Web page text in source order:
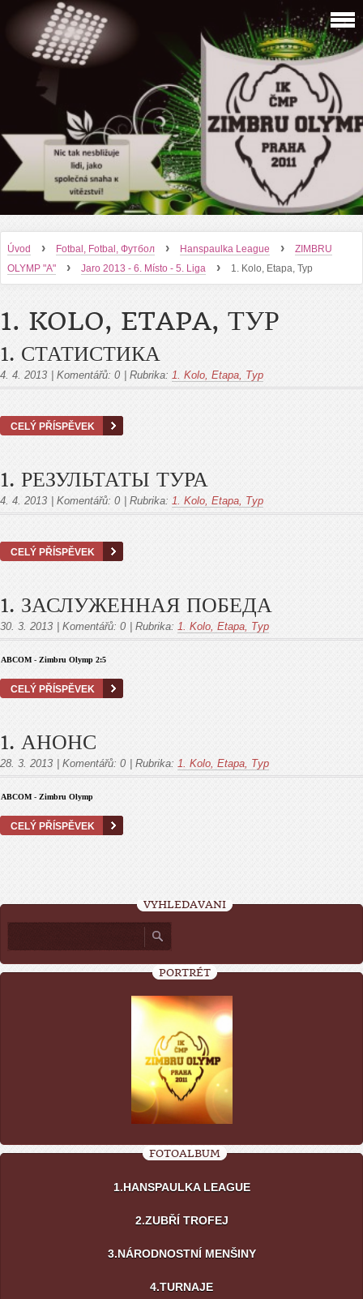
Úvod › Fotbal, Fotbal, Футбол › Hanspaulka League ›
ZIMBRU
OLYMP "A"
› Jaro 2013 - 6. Místo - 5. Liga › 1. Kolo, Etapa, Тур
1. KOLO, ETAPA, ТУР
1. СТАТИСТИКА
4. 4. 2013 Komentářů: 0 Rubrika: 1. Kolo, Etapa, Тур
CELÝ PŘÍSPĚVEK
1. РЕЗУЛЬТАТЫ ТУРА
4. 4. 2013 Komentářů: 0 Rubrika: 1. Kolo, Etapa, Тур
CELÝ PŘÍSPĚVEK
1. ЗАСЛУЖЕННАЯ ПОБЕДА
30. 3. 2013 Komentářů: 0 Rubrika: 1. Kolo, Etapa, Тур
ABCOM - Zimbru Olymp 2:5
CELÝ PŘÍSPĚVEK
1. АНОНС
28. 3. 2013 Komentářů: 0 Rubrika: 1. Kolo, Etapa, Тур
ABCOM - Zimbru Olymp
CELÝ PŘÍSPĚVEK
VYHLEDÁVÁNÍ
PORTRÉT
FOTOALBUM
1.HANSPAULKA LEAGUE
2.ZUBŘÍ TROFEJ
3.NÁRODNOSTNÍ MENŠINY
4.TURNAJE